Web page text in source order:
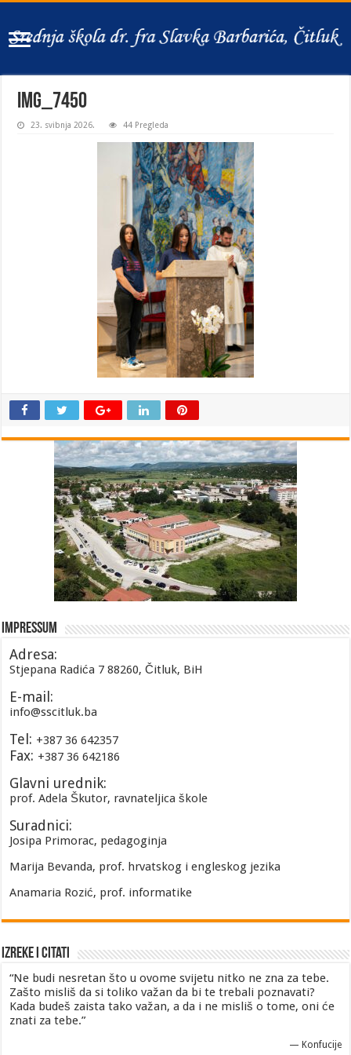
IMG_7450
23. svibnja 2026. 44 Pregleda
Impressum
Adresa:
Stjepana Radića 7 88260, Čitluk, BiH
E-mail:
info@sscitluk.ba
Tel: +387 36 642357
Fax: +387 36 642186
Glavni urednik:
prof. Adela Škutor, ravnateljica škole
Suradnici:
Josipa Primorac, pedagoginja
Marija Bevanda, prof. hrvatskog i engleskog jezika
Anamaria Rozić, prof. informatike
Izreke i Citati
“Ne budi nesretan što u ovome svijetu nitko ne zna za tebe.
Zašto misliš da si toliko važan da bi te trebali poznavati?
Kada budeš zaista tako važan, a da i ne misliš o tome, oni će
znati za tebe.”
— Konfucije